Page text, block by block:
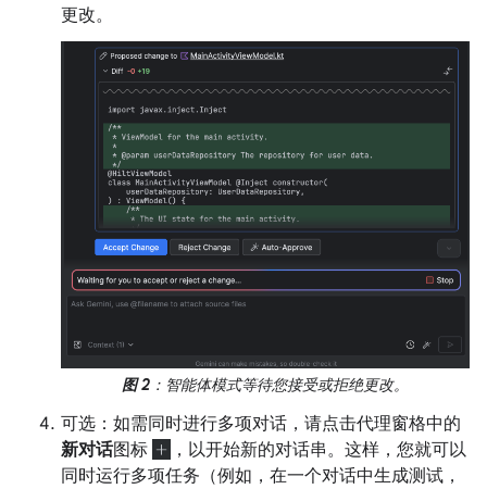
更改。
图 2 ：智能体模式等待您接受或拒绝更改。
可选：如需同时进行多项对话，请点击代理窗格中的
新对话图标
，以开始新的对话串。这样，您就可以
同时运行多项任务（例如，在一个对话中生成测试，